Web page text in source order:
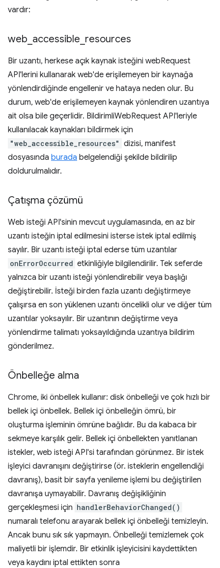
vardır:
web accessible resources
Bir uzantı, herkese açık kaynak isteğini webRequest
API'lerini kullanarak web'de erişilemeyen bir kaynağa
yönlendirdiğinde engellenir ve hataya neden olur. Bu
durum, web'de erişilemeyen kaynak yönlendiren uzantıya
ait olsa bile geçerlidir. BildirimliWebRequest API'leriyle
kullanılacak kaynakları bildirmek için
"web_accessible_resources" dizisi, manifest
dosyasında burada belgelendiği şekilde bildirilip
doldurulmalıdır.
Çatışma çözümü
Web isteği API'sinin mevcut uygulamasında, en az bir
uzantı isteğin iptal edilmesini isterse istek iptal edilmiş
sayılır. Bir uzantı isteği iptal ederse tüm uzantılar
onErrorOccurred etkinliğiyle bilgilendirilir. Tek seferde
yalnızca bir uzantı isteği yönlendirebilir veya başlığı
değiştirebilir. İsteği birden fazla uzantı değiştirmeye
çalışırsa en son yüklenen uzantı öncelikli olur ve diğer tüm
uzantılar yoksayılır. Bir uzantının değiştirme veya
yönlendirme talimatı yoksayıldığında uzantıya bildirim
gönderilmez.
Önbelleğe alma
Chrome, iki önbellek kullanır: disk önbelleği ve çok hızlı bir
bellek içi önbellek. Bellek içi önbelleğin ömrü, bir
oluşturma işleminin ömrüne bağlıdır. Bu da kabaca bir
sekmeye karşılık gelir. Bellek içi önbellekten yanıtlanan
istekler, web isteği API'si tarafından görünmez. Bir istek
işleyici davranışını değiştirirse (ör. isteklerin engellendiği
davranış), basit bir sayfa yenileme işlemi bu değiştirilen
davranışa uymayabilir. Davranış değişikliğinin
gerçekleşmesi için handlerBehaviorChanged()
numaralı telefonu arayarak bellek içi önbelleği temizleyin.
Ancak bunu sık sık yapmayın. Önbelleği temizlemek çok
maliyetli bir işlemdir. Bir etkinlik işleyicisini kaydettikten
veya kaydını iptal ettikten sonra